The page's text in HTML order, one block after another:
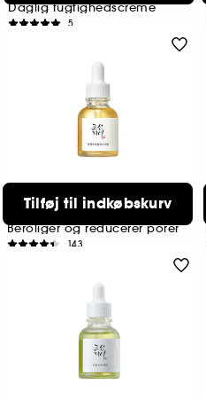
Daglig fugtighedscreme
5
Glow Serum: Propolis +
Beroliger og reducerer porer
143
Tilføj til indkøbskurv